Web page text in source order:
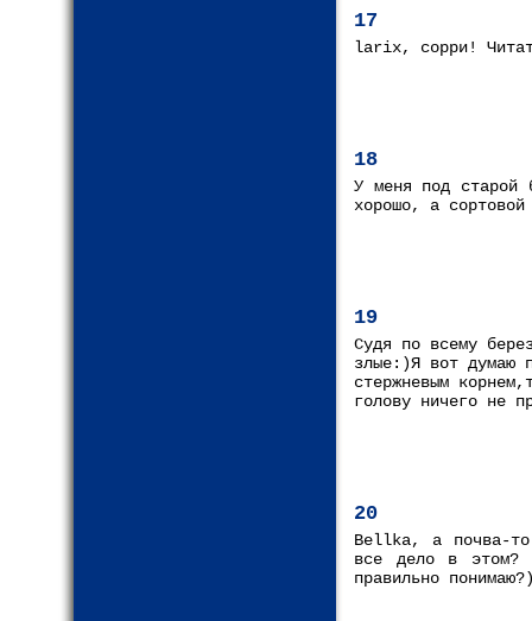
17
larix, сорри!
18
У меня под старой
хорошо, а
19
Судя по всему
злые:)Я вот думаю
стержневым
голову ничего не
20
Bellka, а почва-
все дело в этом?
правильно